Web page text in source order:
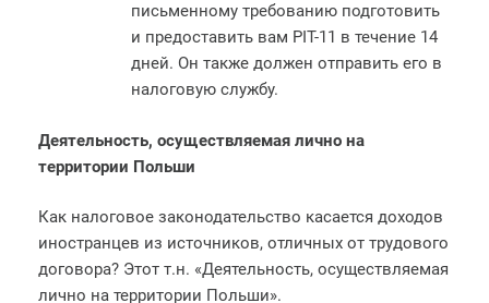
письменному требованию подготовить
и предоставить вам PIT-11 в течение 14
дней. Он также должен отправить его в
налоговую службу.
Деятельность, осуществляемая лично на
территории Польши
Как налоговое законодательство касается доходов
иностранцев из источников, отличных от трудового
договора? Этот т.н. «Деятельность, осуществляемая
лично на территории Польши».